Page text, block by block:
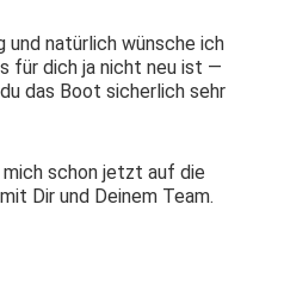
natür­lich wün­sche ich
für dich ja nicht neu ist —
das Boot sicher­lich sehr
schon jet­zt auf die
Dir und Deinem Team.